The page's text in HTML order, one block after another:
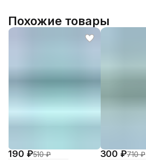
Похожие товары
190 ₽510 ₽
300 ₽710 ₽